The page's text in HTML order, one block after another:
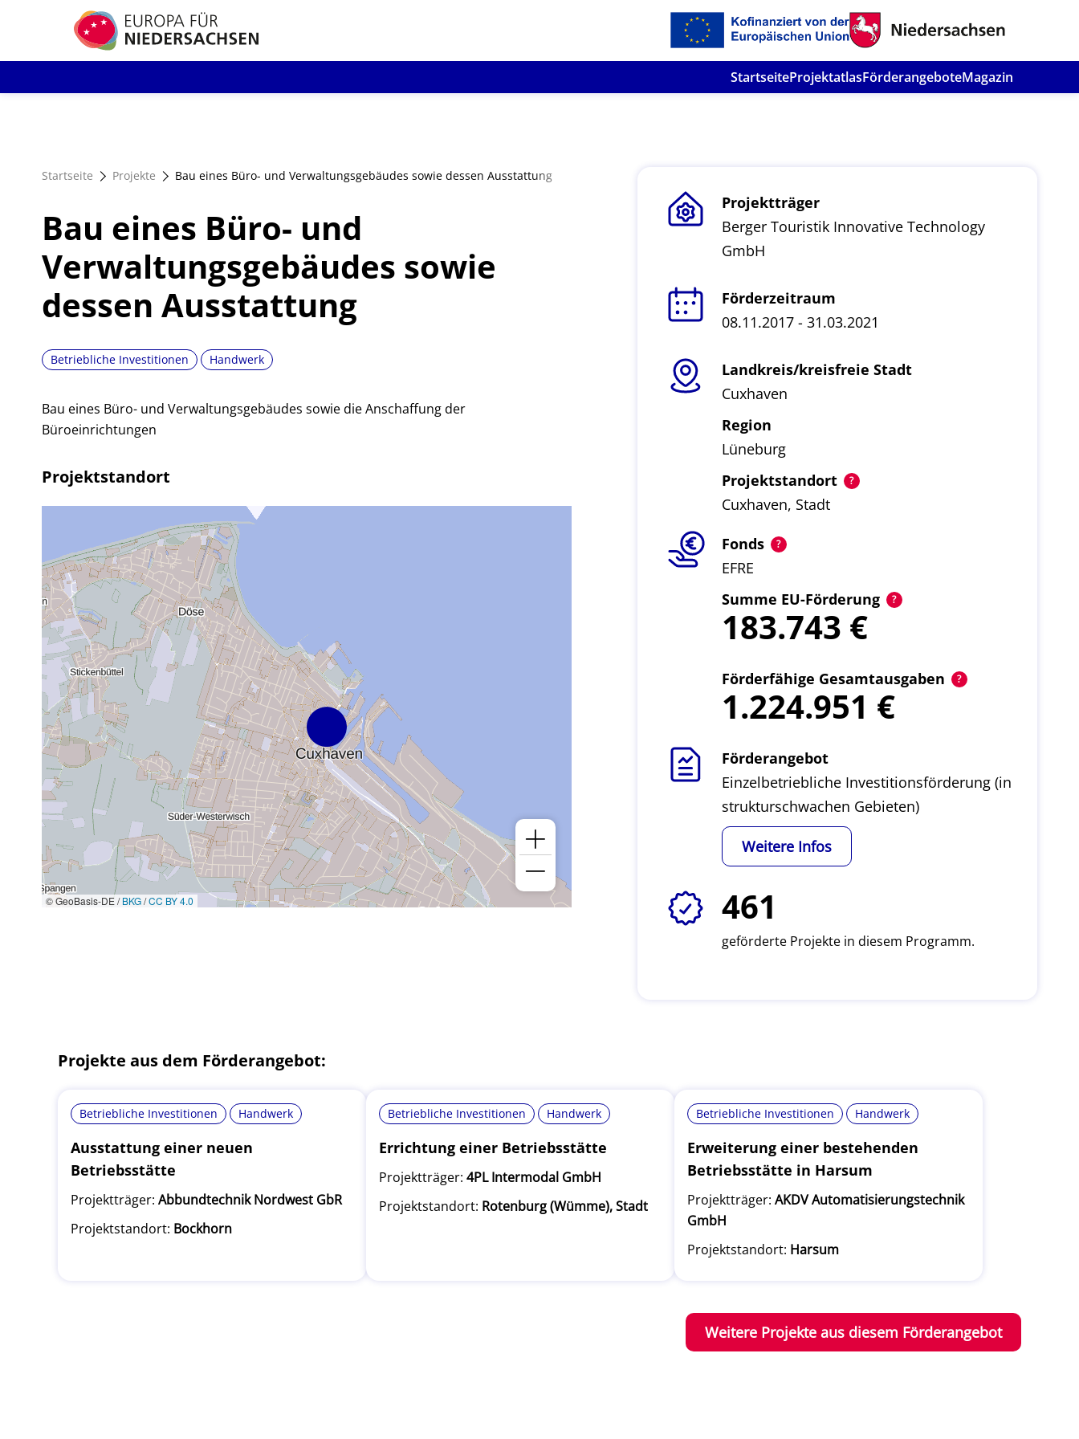
StartseiteProjektatlasFörderangeboteMagazin
Startseite Projekte Bau eines Büro- und Verwaltungsgebäudes sowie dessen Ausstattung
Bau eines Büro- und
Verwaltungsgebäudes sowie
dessen Ausstattung
Betriebliche Investitionen Handwerk
Bau eines Büro- und Verwaltungsgebäudes sowie die Anschaffung der
Büroeinrichtungen
Projektstandort
© GeoBasis-DE /BKG/CC BY 4.0
Projektträger
Berger Touristik Innovative Technology
GmbH
Förderzeitraum
08.11.2017 - 31.03.2021
Landkreis/kreisfreie Stadt
Cuxhaven
Region
Lüneburg
Projektstandort
Cuxhaven, Stadt
Fonds
EFRE
Summe EU-Förderung
183.743
Förderfähige Gesamtausgaben
1.224.951
Förderangebot
Einzelbetriebliche Investitionsförderung (in
strukturschwachen Gebieten)
Weitere Infos
461
geförderte Projekte in diesem Programm.
Projekte aus dem Förderangebot:
Betriebliche Investitionen Handwerk
Ausstattung einer neuen
Betriebsstätte
Projektträger: Abbundtechnik Nordwest GbR
Projektstandort: Bockhorn
Betriebliche Investitionen Handwerk
Errichtung einer Betriebsstätte
Projektträger: 4PL Intermodal GmbH
Projektstandort: Rotenburg (Wümme), Stadt
Betriebliche Investitionen Handwerk
Erweiterung einer bestehenden
Betriebsstätte in Harsum
Projektträger: AKDV Automatisierungstechnik
GmbH
Projektstandort: Harsum
Weitere Projekte aus diesem Förderangebot